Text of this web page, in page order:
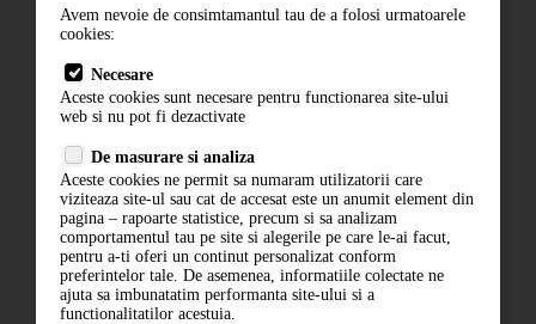
Cum comand
Livrare
Contact
Politica de confidentialitate
ANPC
Avem nevoie de consimtamantul tau de a folosi urmatoarele
cookies:
Necesare
Aceste cookies sunt necesare pentru functionarea site-ului
web si nu pot fi dezactivate
De masurare si analiza
Aceste cookies ne permit sa numaram utilizatorii care
viziteaza site-ul sau cat de accesat este un anumit element din
pagina – rapoarte statistice, precum si sa analizam
comportamentul tau pe site si alegerile pe care le-ai facut,
pentru a-ti oferi un continut personalizat conform
preferintelor tale. De asemenea, informatiile colectate ne
ajuta sa imbunatatim performanta site-ului si a
functionalitatilor acestuia.